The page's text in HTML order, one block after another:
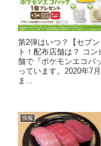
第2弾はいつ？【セブ
ト！配布店舗は？ コ
舗で『ポケモンエコバ
っています。2020年7
ま...
情報